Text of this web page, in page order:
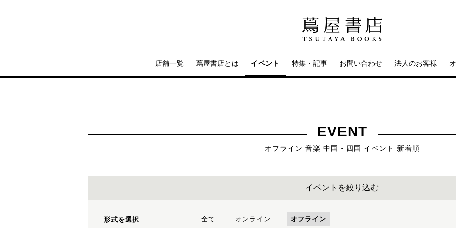
店舗一覧 蔦屋書店とは イベント 特集・記事 お問い合わせ 法人のお客様
EVENT
オフライン 音楽 中国・四国 イベント 新着順
イベントを絞り込む
形式を選択 全て オンライン オフライン